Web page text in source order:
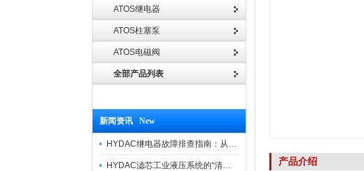
ATOS继电器
ATOS柱塞泵
ATOS电磁阀
全部产品列表
新闻资讯 New
HYDAC继电器故障排查指南：从“无信号”到“误动作”的实战修复逻辑
HYDAC滤芯工业液压系统的“清道夫”与守护者 产品介绍